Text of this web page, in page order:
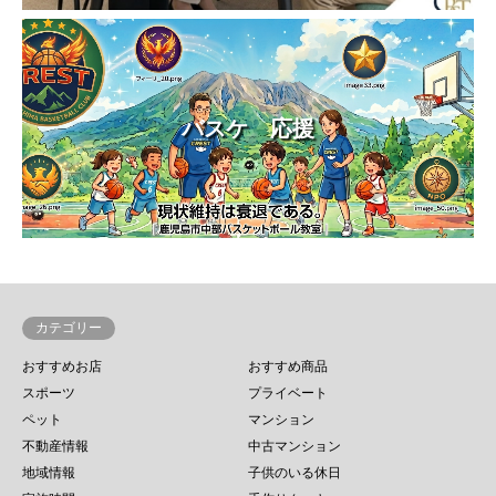
バスケ 応援
カテゴリー
おすすめお店
おすすめ商品
スポーツ
プライベート
ペット
マンション
不動産情報
中古マンション
地域情報
子供のいる休日